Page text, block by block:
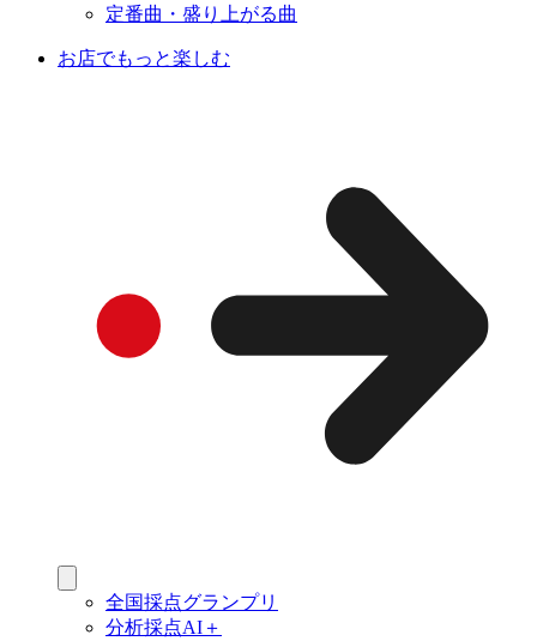
定番曲・盛り上がる曲
お店でもっと楽しむ
全国採点グランプリ
分析採点AI＋